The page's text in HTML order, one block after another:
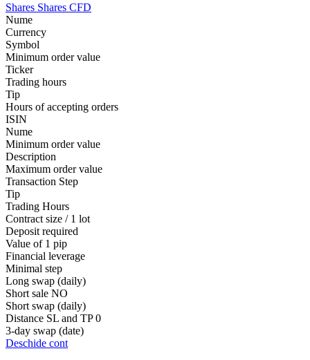
Shares Shares CFD
Nume
Currency
Symbol
Minimum order value
Ticker
Trading hours
Tip
Hours of accepting orders
ISIN
Nume
Minimum order value
Description
Maximum order value
Transaction Step
Tip
Trading Hours
Contract size / 1 lot
Deposit required
Value of 1 pip
Financial leverage
Minimal step
Long swap (daily)
Short sale NO
Short swap (daily)
Distance SL and TP 0
3-day swap (date)
Deschide cont